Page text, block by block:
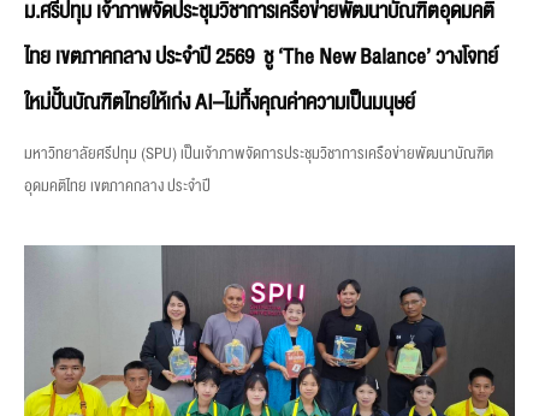
ม.ศรีปทุม เจ้าภาพจัดประชุมวิชาการเครือข่ายพัฒนาบัณฑิตอุดมคติ
ไทย เขตภาคกลาง ประจำปี 2569 ชู ‘The New Balance’ วางโจทย์
ใหม่ปั้นบัณฑิตไทยให้เก่ง AI–ไม่ทิ้งคุณค่าความเป็นมนุษย์
มหาวิทยาลัยศรีปทุม (SPU) เป็นเจ้าภาพจัดการประชุมวิชาการเครือข่ายพัฒนาบัณฑิต
อุดมคติไทย เขตภาคกลาง ประจำปี